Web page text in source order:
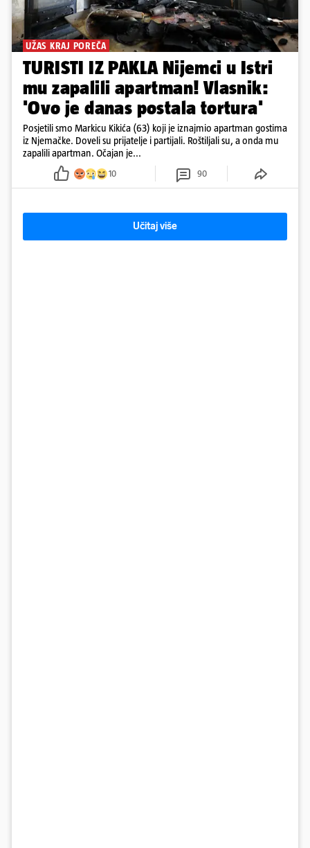
UŽAS KRAJ POREČA
TURISTI IZ PAKLA Nijemci u Istri
mu zapalili apartman! Vlasnik:
'Ovo je danas postala tortura'
Posjetili smo Markicu Kikića (63) koji je iznajmio apartman gostima
iz Njemačke. Doveli su prijatelje i partijali. Roštiljali su, a onda mu
zapalili apartman. Očajan je...
10 90
Učitaj više